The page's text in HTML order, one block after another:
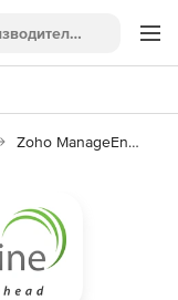
Zoho ManageEngine NetFlow Analyzer